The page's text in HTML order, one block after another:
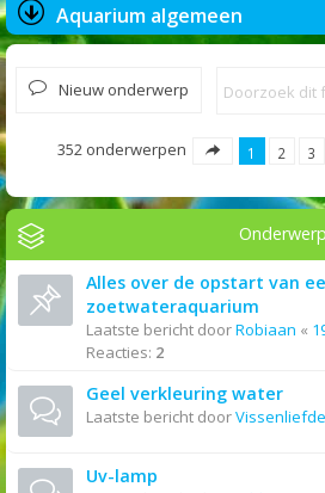
Aquarium algemeen
Nieuw onderwerp
352 onderwerpen 1 2 3
Alles over de opstart van
zoetwateraquarium
Laatste bericht doorRobiaan «
Reacties: 2
Geel verkleuring water
Laatste bericht doorVissenliefde
Uv-lamp